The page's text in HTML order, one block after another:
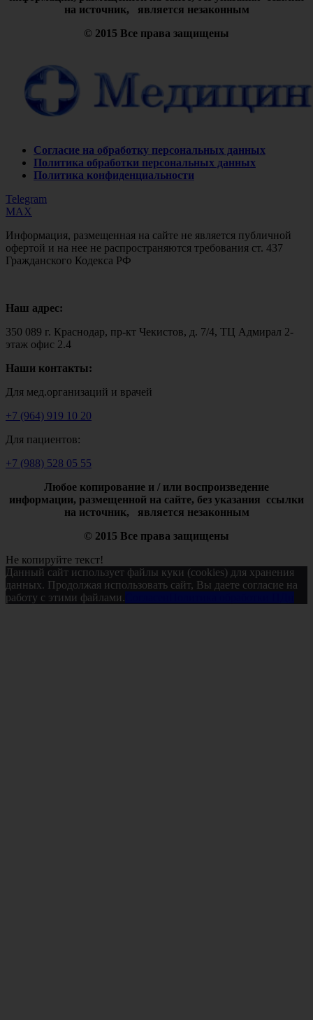
на источник, является незаконным
© 2015 Все права защищены
Согласие на обработку персональных данных
Политика обработки персональных данных
Политика конфиденциальности
Telegram
MAX
Информация, размещенная на сайте не является публичной
офертой и на нее не распространяются требования ст. 437
Гражданского Кодекса РФ
Наш адрес:
350 089 г. Краснодар, пр-кт Чекистов, д. 7/4, ТЦ Адмирал 2-
этаж офис 2.4
Наши контакты:
Для мед.организаций и врачей
+7 (964) 919 10 20
Для пациентов:
+7 (988) 528 05 55
Любое копирование и / или воспроизведение
информации, размещенной на сайте, без указания ссылки
на источник, является незаконным
© 2015 Все права защищены
Не копируйте текст!
Данный сайт использует файлы куки (cookies) для хранения
данных. Продолжая использовать сайт, Вы даете согласие на
работу с этими файлами.